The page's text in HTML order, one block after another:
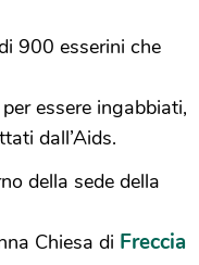
900 esserini che
essere ingabbiati,
dall’Aids.
della sede della
Chiesa di Freccia